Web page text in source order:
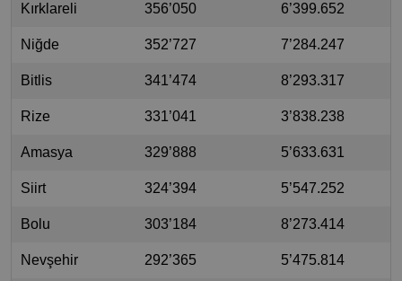
Kırklareli 356’050 6’399.652
Niğde 352’727 7’284.247
Bitlis 341’474 8’293.317
Rize 331’041 3’838.238
Amasya 329’888 5’633.631
Siirt 324’394 5’547.252
Bolu 303’184 8’273.414
Nevşehir 292’365 5’475.814